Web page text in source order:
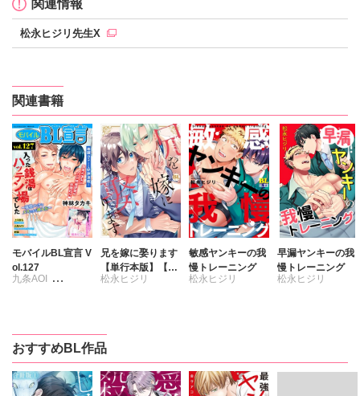
関連情報
松永ヒジリ先生X
関連書籍
モバイルBL宣言 V
ol.127
九条AOI
神林タカキ 野園
兄を嫁に娶ります
【単行本版】【電
子限定特典付き】
松永ヒジリ
敏感ヤンキーの我
慢トレーニング
松永ヒジリ
早漏ヤンキーの我
慢トレーニング
松永ヒジリ
おすすめBL作品